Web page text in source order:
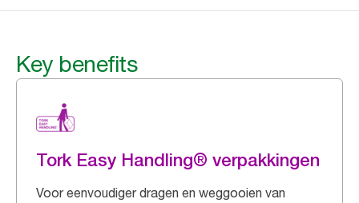
Key benefits
Tork Easy Handling® verpakkingen
Voor eenvoudiger dragen en weggooien van